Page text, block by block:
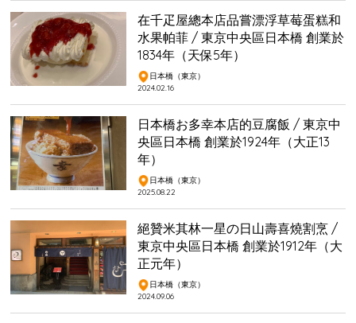
在千疋屋總本店品嘗漂浮草莓蛋糕和
水果帕菲 / 東京中央區日本橋 創業於
1834年（天保5年）
日本橋（東京）
2024.02.16
日本橋お多幸本店的豆腐飯 / 東京中
央區日本橋 創業於1924年（大正13
年）
日本橋（東京）
2025.08.22
絕贊米其林一星の日山壽喜燒割烹 /
東京中央區日本橋 創業於1912年（大
正元年）
日本橋（東京）
2024.09.06